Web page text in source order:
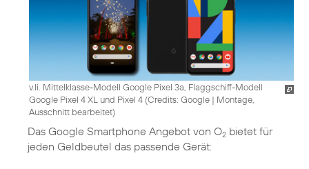
v.li. Mittelklasse-Modell Google Pixel 3a, Flaggschiff-Modell
Google Pixel 4 XL und Pixel 4 (Credits: Google | Montage,
Ausschnitt bearbeitet)
Das Google Smartphone Angebot von O2 bietet für
jeden Geldbeutel das passende Gerät: